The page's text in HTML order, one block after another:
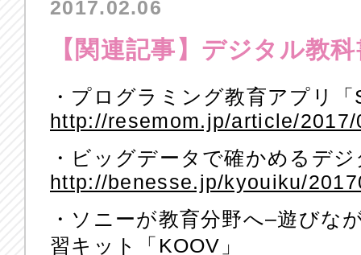
2017.02.06
【関連記事】デジタル教
・プログラミング教育アプリ
http://resemom.jp/article/
・ビッグデータで確かめるデ
http://benesse.jp/kyouiku/
・ソニーが教育分野へ–遊びな
習キット「KOOV」